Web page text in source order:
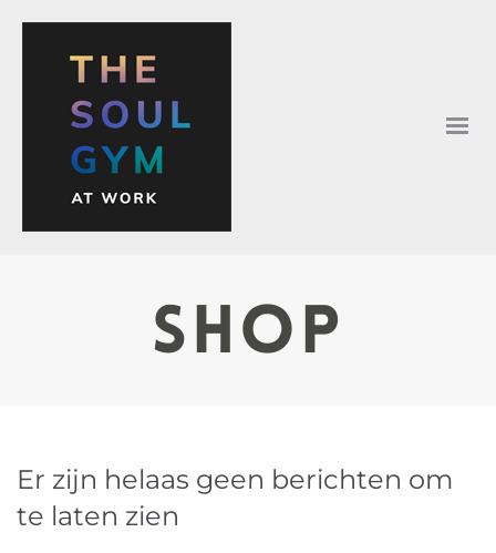
shop
Er zijn helaas geen berichten om
te laten zien